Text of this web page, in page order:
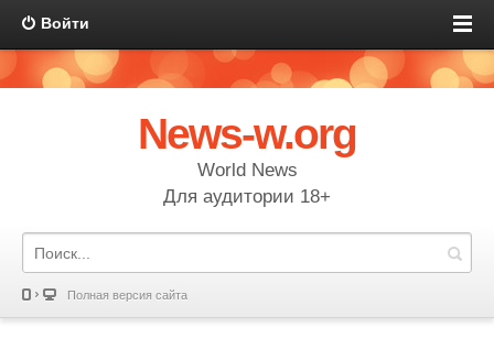
Войти
News-w.org
World News
Для аудитории 18+
Полная версия сайта